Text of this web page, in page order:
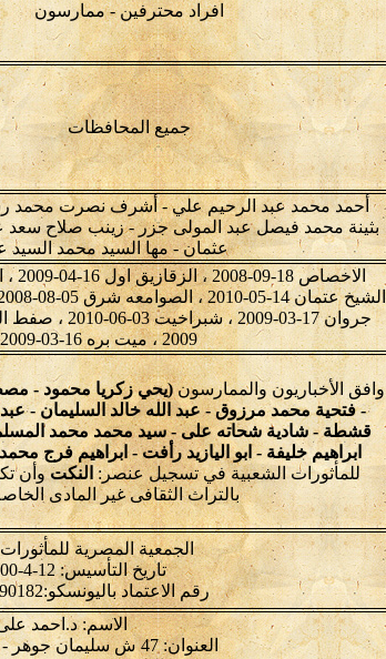
افراد محترفين - ممارسون
جميع المحافظات
أحمد محمد عبد الرحيم علي - أشرف نصرت محمد
بثينة محمد فيصل عبد المولى جزر - زينب صلاح
عثمان - مها السيد محمد السيد
2009 ، ميت بره 16-03-2009 ، نيدة 07-02-2009
وافق الأخباريون والممارسون(يحي زكريا محمود -
- فتحية محمد مرزوق - عبد الله خالد السليمان
قشطة - شادية شحاته على - سيد محمد محمد
ابراهيم خليفة - ابو اليازيد رأفت - ابراهيم فرج
للمأثورات الشعبية في تسجيل عنصر:النكتوأن
بالتراث الثقافى غير المادى
الجمعية المصرية
تاريخ التأسيس: 12-4-2000 برقم: 1434
رقم الاعتماد باليونسكو:90182 باجتماع:4.GA-2012
الاسم: د.احمد
العنوان: 47 ش سليمان جوهر - الدقي - الجيزة- مصر